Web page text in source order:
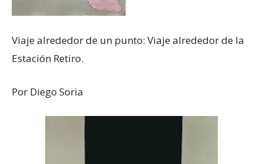
Viaje alrededor de un punto: Viaje alrededor de la
Estación Retiro.
Por Diego Soria